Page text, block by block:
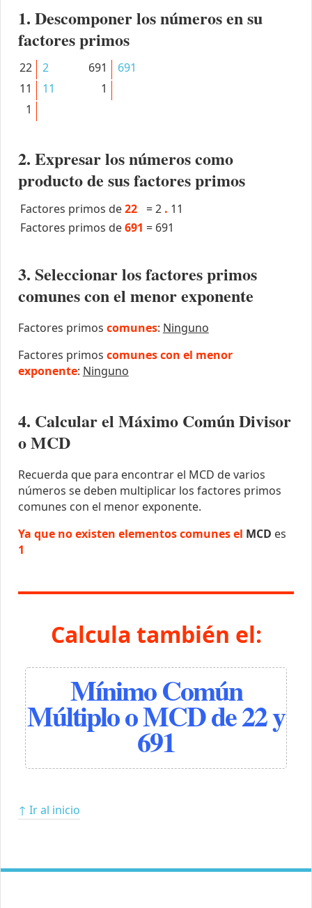
1. Descomponer los números en su
factores primos
22
2
11
11
1
691
691
1
2. Expresar los números como
producto de sus factores primos
Factores primos de22 =2 . 11
Factores primos de691 = 691
3. Seleccionar los factores primos
comunes con el menor exponente
Factores primos comunes: Ninguno
Factores primos comunes con el menor
exponente: Ninguno
4. Calcular el Máximo Común Divisor
o MCD
Recuerda que para encontrar el MCD de varios
números se deben multiplicar los factores primos
comunes con el menor exponente.
Ya que no existen elementos comunes el MCD es
1
Calcula también el:
Mínimo Común
Múltiplo o MCD de 22 y
691
↑ Ir al inicio